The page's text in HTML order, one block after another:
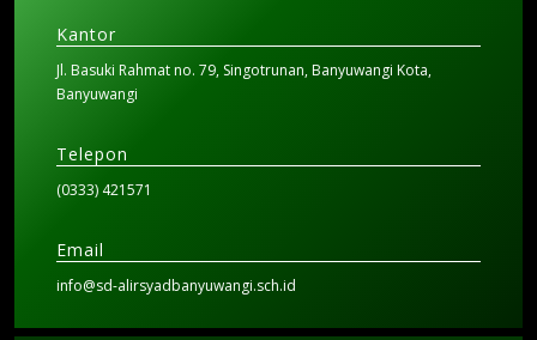
Kantor
Jl. Basuki Rahmat no. 79, Singotrunan, Banyuwangi Kota,
Banyuwangi
Telepon
(0333) 421571
Email
info@sd-alirsyadbanyuwangi.sch.id